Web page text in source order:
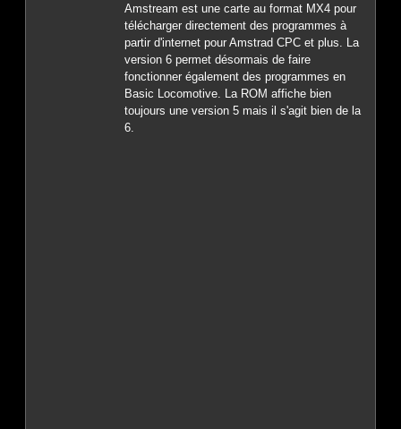
Amstream est une carte au format MX4 pour
télécharger directement des programmes à
partir d'internet pour Amstrad CPC et plus. La
version 6 permet désormais de faire
fonctionner également des programmes en
Basic Locomotive. La ROM affiche bien
toujours une version 5 mais il s'agit bien de la
6.